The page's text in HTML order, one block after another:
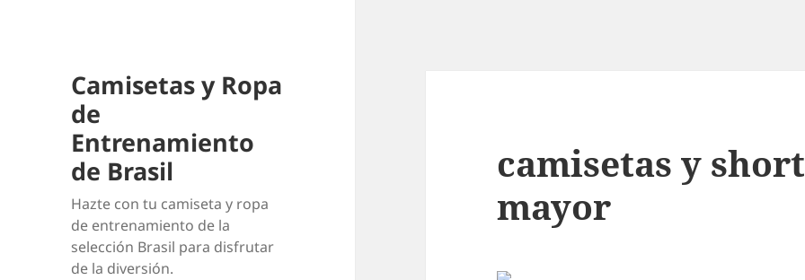
Camisetas y Ropa
de
Entrenamiento
de Brasil
Hazte con tu camiseta y ropa
de entrenamiento de la
selección Brasil para disfrutar
de la diversión.
camisetas y
mayor